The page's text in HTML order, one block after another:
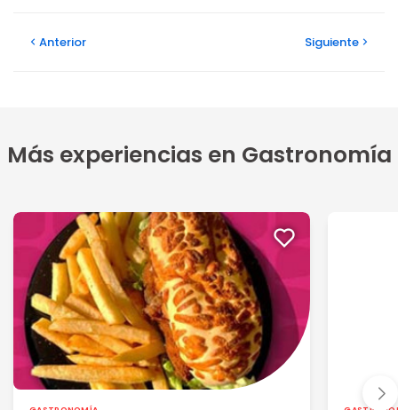
Anterior Siguiente
Más experiencias en Gastronomía